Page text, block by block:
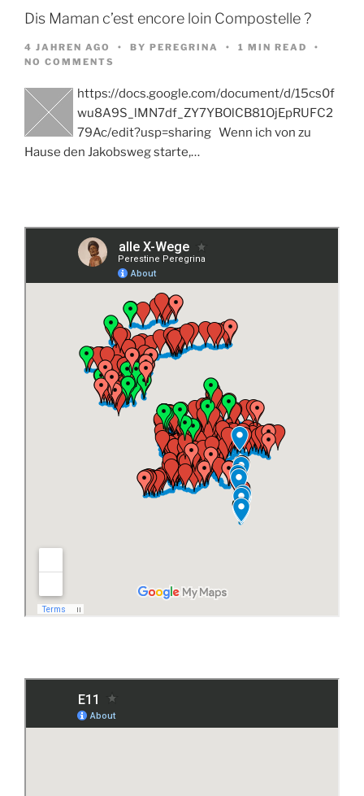
Dis Maman c’est encore loin Compostelle ?
4 JAHREN AGO BY PEREGRINA
1 MIN READ
NO COMMENTS
https://docs.google.com/document/d/15cs0f
wu8A9S_lMN7df_ZY7YBOlCB81OjEpRUFC2
79Ac/edit?usp=sharing Wenn ich von zu
Hause den Jakobsweg starte,…